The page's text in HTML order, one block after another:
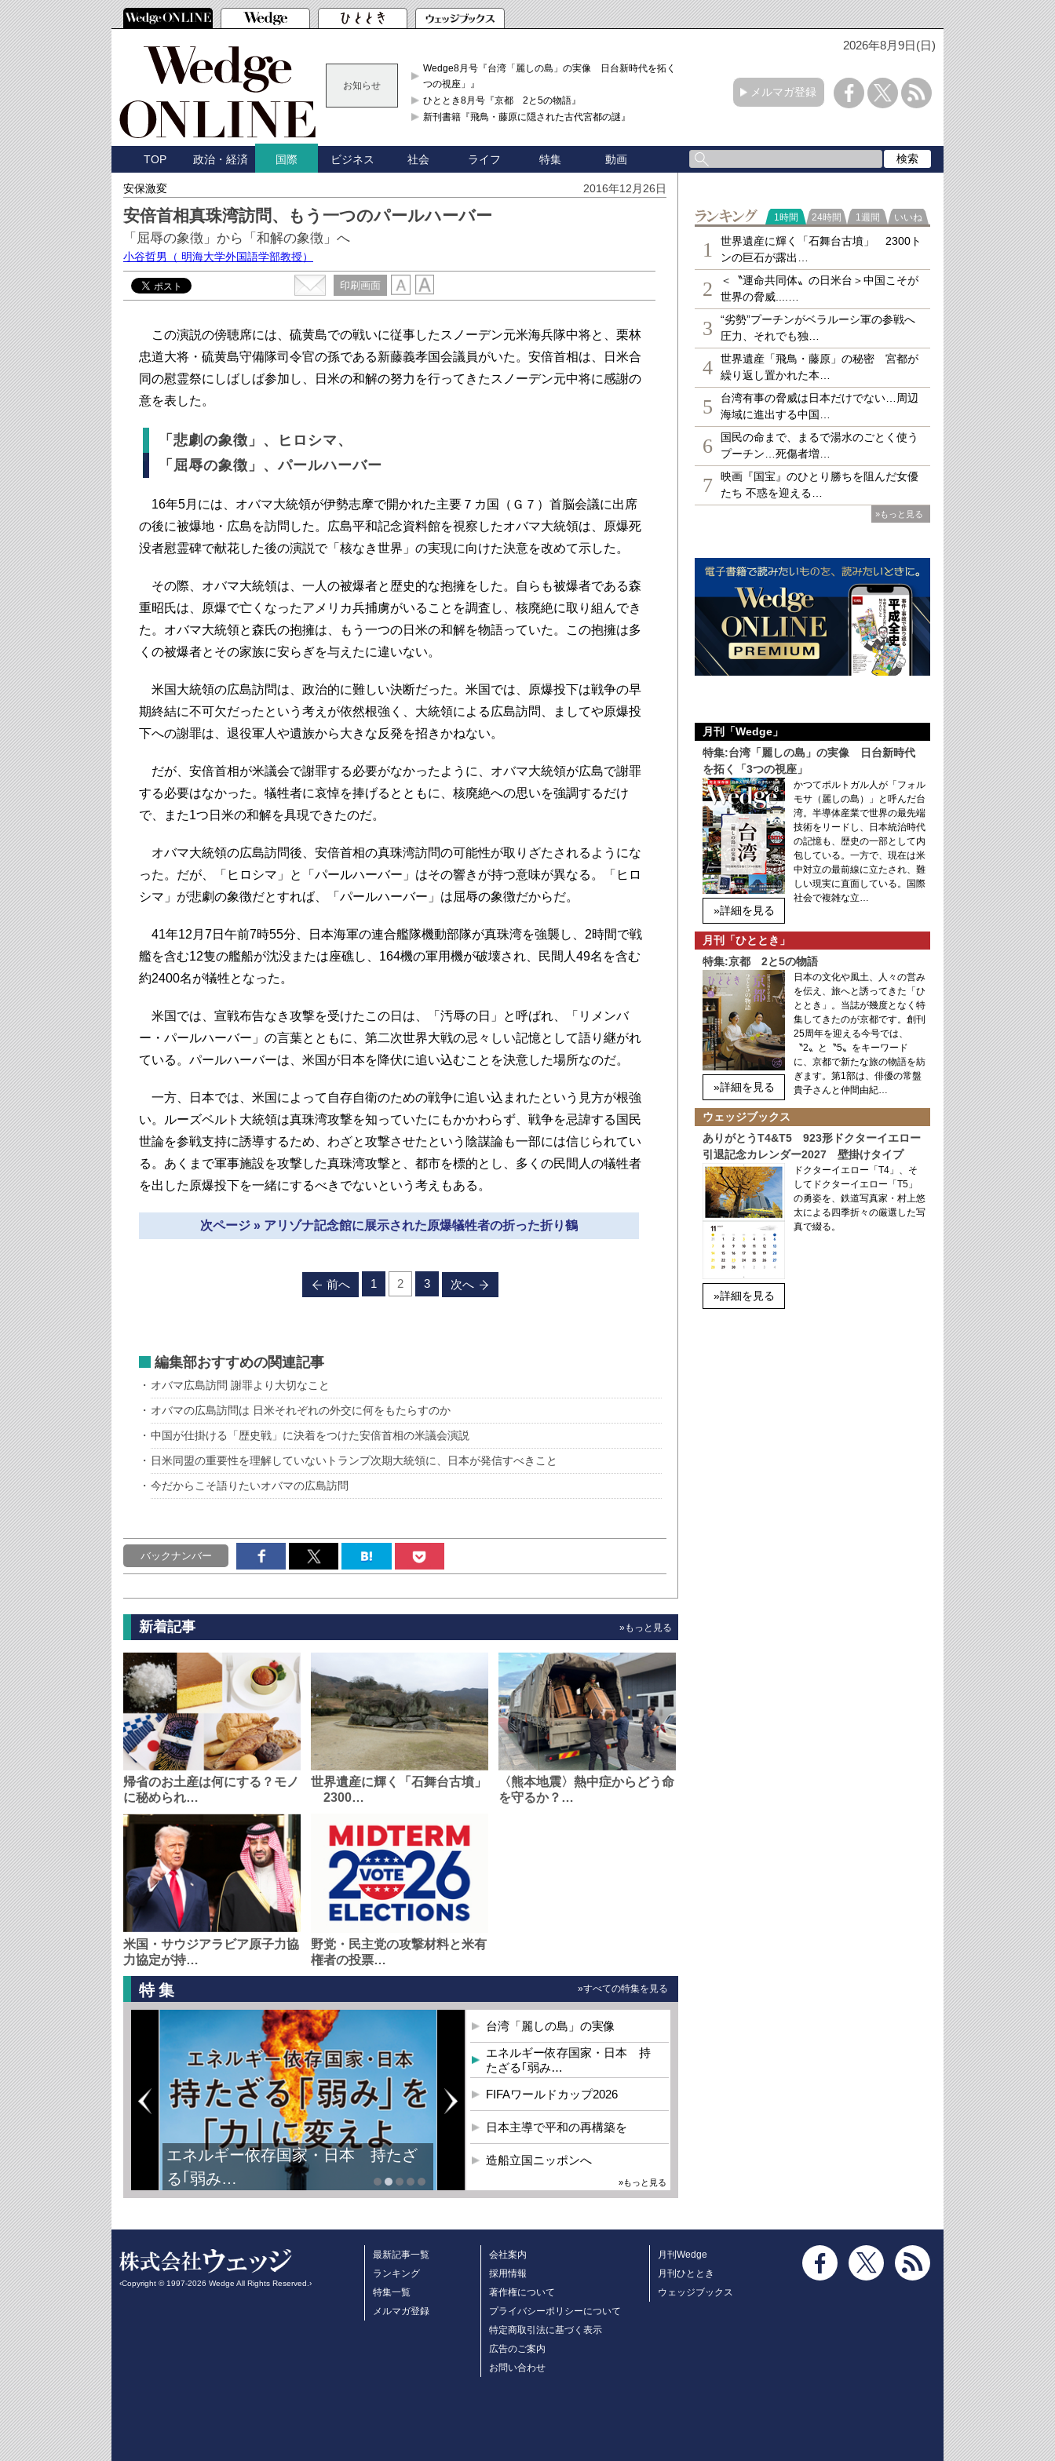
2026年8月9日(日)
お知らせ
Wedge8月号『台湾「麗しの島」の実像 日台新時代を拓く「3
つの視座」』
ひととき8月号『京都 2と5の物語』
新刊書籍『飛鳥・藤原に隠された古代宮都の謎』
メルマガ登録
TOP 政治・経済 国際 ビジネス 社会 ライフ 特集 動画
安保激変 2016年12月26日
安倍首相真珠湾訪問、もう一つのパールハーバー
「屈辱の象徴」から「和解の象徴」へ
小谷哲男 （ 明海大学外国語学部教授）
印刷画面
この演説の傍聴席には、硫黄島での戦いに従事したスノーデン元米海兵隊中将と、栗林
忠道大将・硫黄島守備隊司令官の孫である新藤義孝国会議員がいた。安倍首相は、日米合
同の慰霊祭にしばしば参加し、日米の和解の努力を行ってきたスノーデン元中将に感謝の
意を表した。
「悲劇の象徴」、ヒロシマ、
「屈辱の象徴」、パールハーバー
16年5月には、オバマ大統領が伊勢志摩で開かれた主要７カ国（Ｇ７）首脳会議に出席
の後に被爆地・広島を訪問した。広島平和記念資料館を視察したオバマ大統領は、原爆死
没者慰霊碑で献花した後の演説で「核なき世界」の実現に向けた決意を改めて示した。
その際、オバマ大統領は、一人の被爆者と歴史的な抱擁をした。自らも被爆者である森
重昭氏は、原爆で亡くなったアメリカ兵捕虜がいることを調査し、核廃絶に取り組んでき
た。オバマ大統領と森氏の抱擁は、もう一つの日米の和解を物語っていた。この抱擁は多
くの被爆者とその家族に安らぎを与えたに違いない。
米国大統領の広島訪問は、政治的に難しい決断だった。米国では、原爆投下は戦争の早
期終結に不可欠だったという考えが依然根強く、大統領による広島訪問、ましてや原爆投
下への謝罪は、退役軍人や遺族から大きな反発を招きかねない。
だが、安倍首相が米議会で謝罪する必要がなかったように、オバマ大統領が広島で謝罪
する必要はなかった。犠牲者に哀悼を捧げるとともに、核廃絶への思いを強調するだけ
で、また1つ日米の和解を具現できたのだ。
オバマ大統領の広島訪問後、安倍首相の真珠湾訪問の可能性が取りざたされるようにな
った。だが、「ヒロシマ」と「パールハーバー」はその響きが持つ意味が異なる。「ヒロ
シマ」が悲劇の象徴だとすれば、「パールハーバー」は屈辱の象徴だからだ。
41年12月7日午前7時55分、日本海軍の連合艦隊機動部隊が真珠湾を強襲し、2時間で戦
艦を含む12隻の艦船が沈没または座礁し、164機の軍用機が破壊され、民間人49名を含む
約2400名が犠牲となった。
米国では、宣戦布告なき攻撃を受けたこの日は、「汚辱の日」と呼ばれ、「リメンバ
ー・パールハーバー」の言葉とともに、第二次世界大戦の忌々しい記憶として語り継がれ
ている。パールハーバーは、米国が日本を降伏に追い込むことを決意した場所なのだ。
一方、日本では、米国によって自存自衛のための戦争に追い込まれたという見方が根強
い。ルーズベルト大統領は真珠湾攻撃を知っていたにもかかわらず、戦争を忌諱する国民
世論を参戦支持に誘導するため、わざと攻撃させたという陰謀論も一部には信じられてい
る。あくまで軍事施設を攻撃した真珠湾攻撃と、都市を標的とし、多くの民間人の犠牲者
を出した原爆投下を一緒にするべきでないという考えもある。
次ページ » アリゾナ記念館に展示された原爆犠牲者の折った折り鶴
前へ 1 2 3 次へ
編集部おすすめの関連記事
オバマ広島訪問 謝罪より大切なこと
オバマの広島訪問は 日米それぞれの外交に何をもたらすのか
中国が仕掛ける「歴史戦」に決着をつけた安倍首相の米議会演説
日米同盟の重要性を理解していないトランプ次期大統領に、日本が発信すべきこと
今だからこそ語りたいオバマの広島訪問
バックナンバー
新着記事 »もっと見る
帰省のお土産は何にする？モノ
に秘められ…
世界遺産に輝く「石舞台古墳」
2300…
〈熊本地震〉熱中症からどう命
を守るか？…
米国・サウジアラビア原子力協
力協定が持…
野党・民主党の攻撃材料と米有
権者の投票…
特集 »すべての特集を見る
FIFAワールドカップ2026
台湾「麗しの島」の実像
エネルギー依存国家・日本 持
たざる｢弱み…
FIFAワールドカップ2026
日本主導で平和の再構築を
造船立国ニッポンへ
»もっと見る
ランキング
1時間 24時間 1週間 いいね
1
世界遺産に輝く「石舞台古墳」 2300ト
ンの巨石が露出…
2
＜〝運命共同体〟の日米台＞中国こそが
世界の脅威....…
3
“劣勢”プーチンがベラルーシ軍の参戦へ
圧力、それでも独…
4
世界遺産「飛鳥・藤原」の秘密 宮都が
繰り返し置かれた本…
5
台湾有事の脅威は日本だけでない…周辺
海域に進出する中国…
6
国民の命まで、まるで湯水のごとく使う
プーチン…死傷者増…
7
映画『国宝』のひとり勝ちを阻んだ女優
たち 不惑を迎える…
»もっと見る
月刊「Wedge」
特集:台湾「麗しの島」の実像 日台新時代
を拓く「3つの視座」
»詳細を見る
かつてポルトガル人が「フォル
モサ（麗しの島）」と呼んだ台
湾。半導体産業で世界の最先端
技術をリードし、日本統治時代
の記憶も、歴史の一部として内
包している。一方で、現在は米
中対立の最前線に立たされ、難
しい現実に直面している。国際
社会で複雑な立…
月刊「ひととき」
特集:京都 2と5の物語
»詳細を見る
日本の文化や風土、人々の営み
を伝え、旅へと誘ってきた「ひ
ととき」。当誌が幾度となく特
集してきたのが京都です。創刊
25周年を迎える今号では、
〝2〟と〝5〟をキーワード
に、京都で新たな旅の物語を紡
ぎます。第1部は、俳優の常盤
貴子さんと仲間由紀…
ウェッジブックス
ありがとうT4&T5 923形ドクターイエロー
引退記念カレンダー2027 壁掛けタイプ
»詳細を見る
ドクターイエロー「T4」、そ
してドクターイエロー「T5」
の勇姿を、鉄道写真家・村上悠
太による四季折々の厳選した写
真で綴る。
‹Copyright © 1997-2026 Wedge All Rights Reserved.›
最新記事一覧
ランキング
特集一覧
メルマガ登録
会社案内
採用情報
著作権について
プライバシーポリシーについて
特定商取引法に基づく表示
広告のご案内
お問い合わせ
月刊Wedge
月刊ひととき
ウェッジブックス